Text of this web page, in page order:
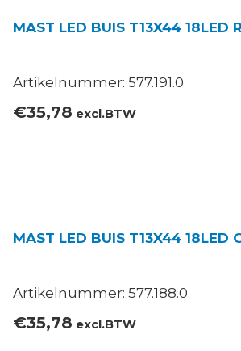
MAST LED BUIS T13X44 18LED
Artikelnummer: 577.191.0
€35,78 excl.BTW
MAST LED BUIS T13X44 18LED
Artikelnummer: 577.188.0
€35,78 excl.BTW